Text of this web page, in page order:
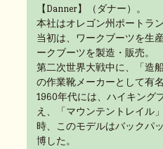
【Danner】（ダナー）。
本社はオレゴン州ポートラン
当初は、ワークブーツを生
ークブーツを製造・販売。
第二次世界大戦中に、「造
の作業靴メーカーとして有
1960年代には、ハイキング
え、「マウンテントレイル
時、このモデルはバックパ
博した。